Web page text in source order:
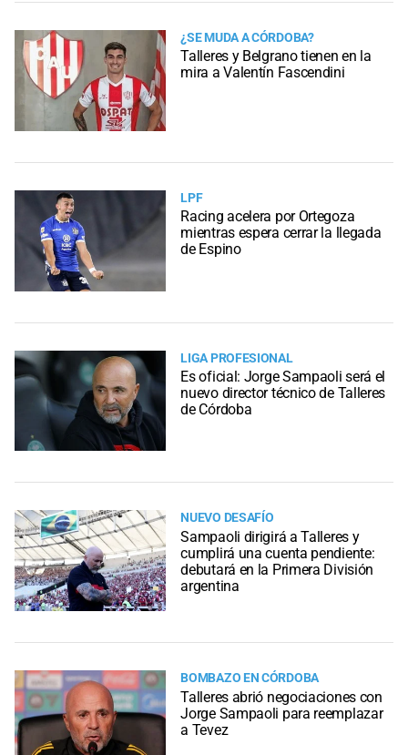
¿SE MUDA A CÓRDOBA?
Talleres y Belgrano tienen en la
mira a Valentín Fascendini
LPF
Racing acelera por Ortegoza
mientras espera cerrar la llegada
de Espino
LIGA PROFESIONAL
Es oficial: Jorge Sampaoli será el
nuevo director técnico de Talleres
de Córdoba
NUEVO DESAFÍO
Sampaoli dirigirá a Talleres y
cumplirá una cuenta pendiente:
debutará en la Primera División
argentina
BOMBAZO EN CÓRDOBA
Talleres abrió negociaciones con
Jorge Sampaoli para reemplazar
a Tevez